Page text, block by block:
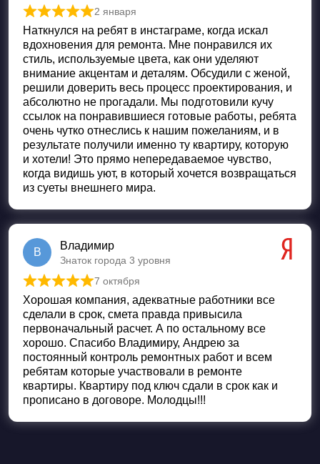
Оценка из 5
2 января
Наткнулся на ребят в инстаграме, когда искал
вдохновения для ремонта. Мне понравился их
стиль, используемые цвета, как они уделяют
внимание акцентам и деталям. Обсудили с женой,
решили доверить весь процесс проектирования, и
абсолютно не прогадали. Мы подготовили кучу
ссылок на понравившиеся готовые работы, ребята
очень чутко отнеслись к нашим пожеланиям, и в
результате получили именно ту квартиру, которую
и хотели! Это прямо непередаваемое чувство,
когда видишь уют, в который хочется возвращаться
из суеты внешнего мира.
В
Владимир
Знаток города 3 уровня
Оценка из 5
7 октября
Хорошая компания, адекватные работники все
сделали в срок, смета правда привысила
первоначальный расчет. А по остальному все
хорошо. Спасибо Владимиру, Андрею за
постоянный контроль ремонтных работ и всем
ребятам которые участвовали в ремонте
квартиры. Квартиру под ключ сдали в срок как и
прописано в договоре. Молодцы!!!